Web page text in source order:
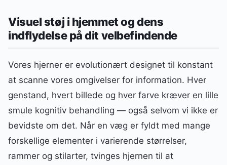
Visuel støj i hjemmet og dens
indflydelse på dit velbefindende
Vores hjerner er evolutionært designet til konstant
at scanne vores omgivelser for information. Hver
genstand, hvert billede og hver farve kræver en lille
smule kognitiv behandling — også selvom vi ikke er
bevidste om det. Når en væg er fyldt med mange
forskellige elementer i varierende størrelser,
rammer og stilarter, tvinges hjernen til at